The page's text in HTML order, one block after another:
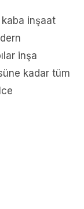
kaba inşaat
inşa
kadar tüm